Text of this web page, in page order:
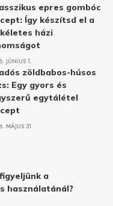
epres gombóc
Így készítsd el a
házi
JÚNIUS 1.
zöldbabos-húsos
Egy gyors és
egytálétel
MÁJUS 31.
a
használatánál?